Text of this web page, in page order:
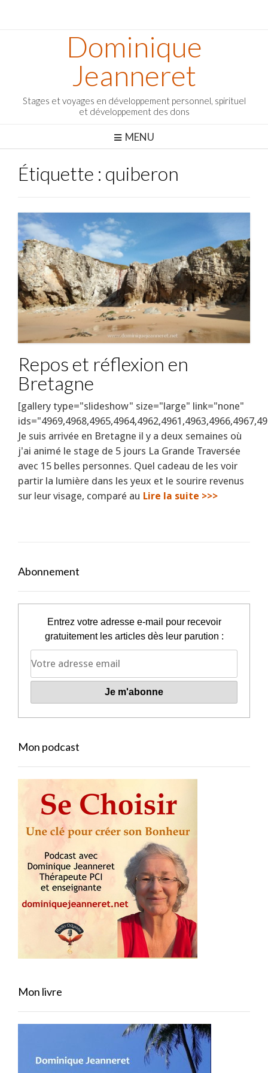
Dominique
Jeanneret
Stages et voyages en développement personnel, spirituel
et développement des dons
MENU
Étiquette : quiberon
Repos et réflexion en
Bretagne
[gallery type="slideshow" size="large" link="none"
Je suis arrivée en Bretagne il y a deux semaines où
j'ai animé le stage de 5 jours La Grande Traversée
avec 15 belles personnes. Quel cadeau de les voir
partir la lumière dans les yeux et le sourire revenus
sur leur visage, comparé au Lire la suite >>>
Abonnement
Entrez votre adresse e-mail pour recevoir
gratuitement les articles dès leur parution :
Mon podcast
Mon livre